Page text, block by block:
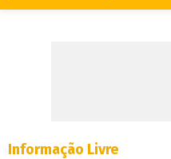
Informação Livre